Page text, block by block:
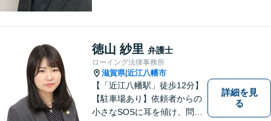
進できることがございます。
どうぞ当事務所にご相談くだ
さい。
徳山 紗里 弁護士
ローイング法律事務所
滋賀県|近江八幡市
【「近江八幡駅」徒歩12分】
【駐車場あり】依頼者からの
小さなSOSに耳を傾け、問題
詳細を見
る